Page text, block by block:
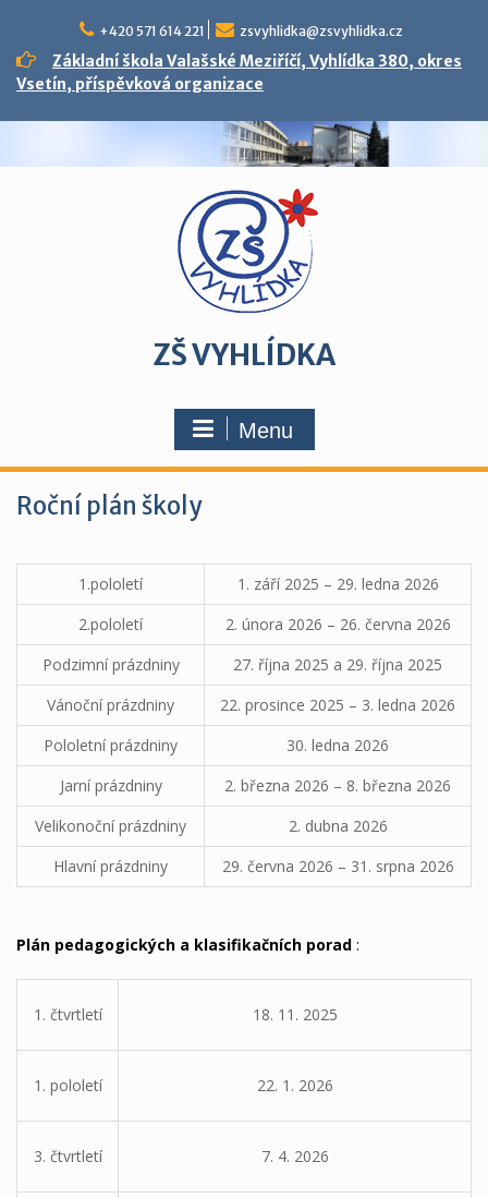
content
+420 571 614 221 zsvyhlidka@zsvyhlidka.cz
Základní škola Valašské Meziříčí, Vyhlídka 380, okres
Vsetín, příspěvková organizace
ZŠ VYHLÍDKA
Menu
Roční plán školy
1.pololetí
1. září 2025 – 29. ledna 2026
2.pololetí
2. února 2026 – 26. června 2026
Podzimní prázdniny
27. října 2025 a 29. října 2025
Vánoční prázdniny
22. prosince 2025 – 3. ledna 2026
Pololetní prázdniny
30. ledna 2026
Jarní prázdniny
2. března 2026 – 8. března 2026
Velikonoční prázdniny
2. dubna 2026
Hlavní prázdniny
29. června 2026 – 31. srpna 2026
Plán pedagogických a klasifikačních porad :
1. čtvrtletí 18. 11. 2025
1. pololetí 22. 1. 2026
3. čtvrtletí 7. 4. 2026